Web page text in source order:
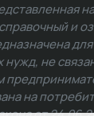
и
не
на